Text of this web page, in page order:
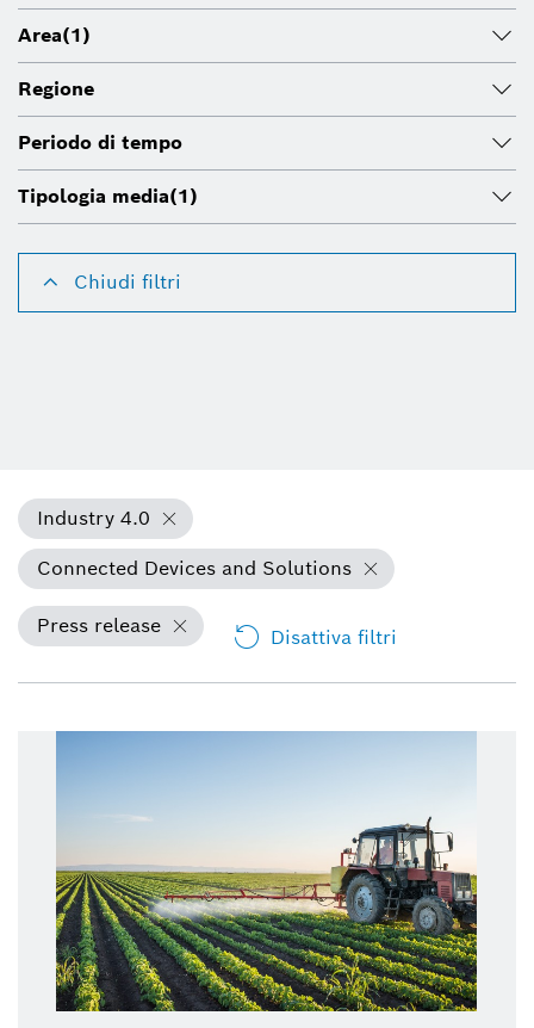
Area(1)
Regione
Periodo di tempo
Tipologia media(1)
Chiudi filtri
Industry 4.0
Connected Devices and Solutions
Press release Disattiva filtri